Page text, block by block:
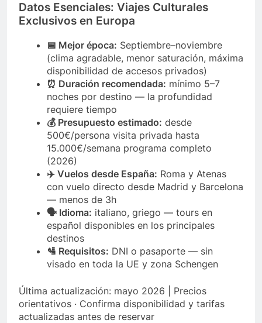
Datos Esenciales: Viajes Culturales
Exclusivos en Europa
📅 Mejor época: Septiembre–noviembre
(clima agradable, menor saturación, máxima
disponibilidad de accesos privados)
⏰ Duración recomendada: mínimo 5–7
noches por destino — la profundidad
requiere tiempo
💰 Presupuesto estimado: desde
500€/persona visita privada hasta
15.000€/semana programa completo
(2026)
✈️ Vuelos desde España: Roma y Atenas
con vuelo directo desde Madrid y Barcelona
— menos de 3h
🗣️ Idioma: italiano, griego — tours en
español disponibles en los principales
destinos
🛂 Requisitos: DNI o pasaporte — sin
visado en toda la UE y zona Schengen
Última actualización: mayo 2026 | Precios
orientativos · Confirma disponibilidad y tarifas
actualizadas antes de reservar